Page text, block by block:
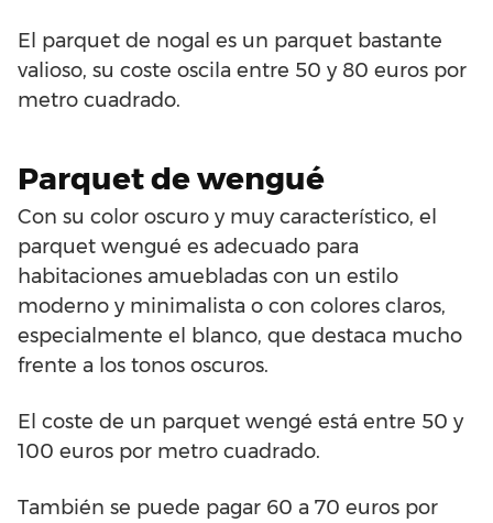
El parquet de nogal es un parquet bastante
valioso, su coste oscila entre 50 y 80 euros por
metro cuadrado.
Parquet de wengué
Con su color oscuro y muy característico, el
parquet wengué es adecuado para
habitaciones amuebladas con un estilo
moderno y minimalista o con colores claros,
especialmente el blanco, que destaca mucho
frente a los tonos oscuros.
El coste de un parquet wengé está entre 50 y
100 euros por metro cuadrado.
También se puede pagar 60 a 70 euros por